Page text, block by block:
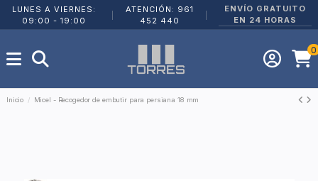
LUNES A VIERNES:
09:00 - 19:00
ATENCIÓN: 961
452 440
ENVÍO GRATUITO
EN 24 HORAS
0
Inicio Micel - Recogedor de embutir para persiana 18 mm